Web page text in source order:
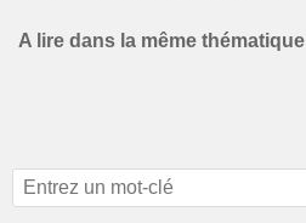
A lire dans la même thématique